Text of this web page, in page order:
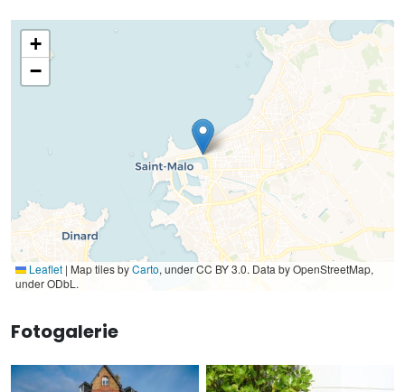
+
−
Leaflet | Map tiles byCarto, under CC BY 3.0. Data by OpenStreetMap,
under ODbL.
Fotogalerie